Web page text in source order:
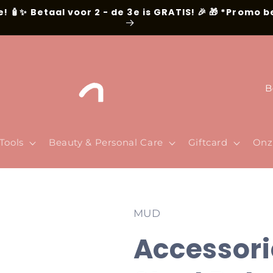
Betaal voor 2 - de 3e is GRATIS! 🎉 🎁
Beauty & Personal Care Giftcard
d
/
i
MUD